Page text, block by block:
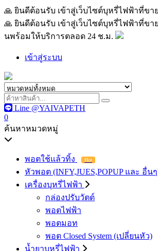
🙏 ยินดีต้อนรับ เข้าสู่เว็บไซต์บุหรี่ไฟฟ้าที่ข
🙏 ยินดีต้อนรับ เข้าสู่เว็บไซต์บุหรี่ไฟฟ้าที่ขา
นพร้อมให้บริการตลอด 24 ช.ม.
เข้าสู่ระบบ
Line @YAIVAPETH
0
ค้นหาหมวดหมู่
พอตใช้แล้วทิ้ง Hot
หัวพอต (INFY,JUES,POPUP และ อื่น
เครื่องบุหรี่ไฟฟ้า
กล่องปรับวัตต์
พอตไฟฟ้า
พอตมอท
พอต Closed System (เปลี่ยนหัว)
น้ำยาบุหรี่ไฟฟ้า